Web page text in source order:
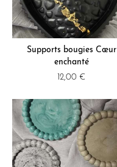
Supports bougies Cœur
enchanté
12,00 €